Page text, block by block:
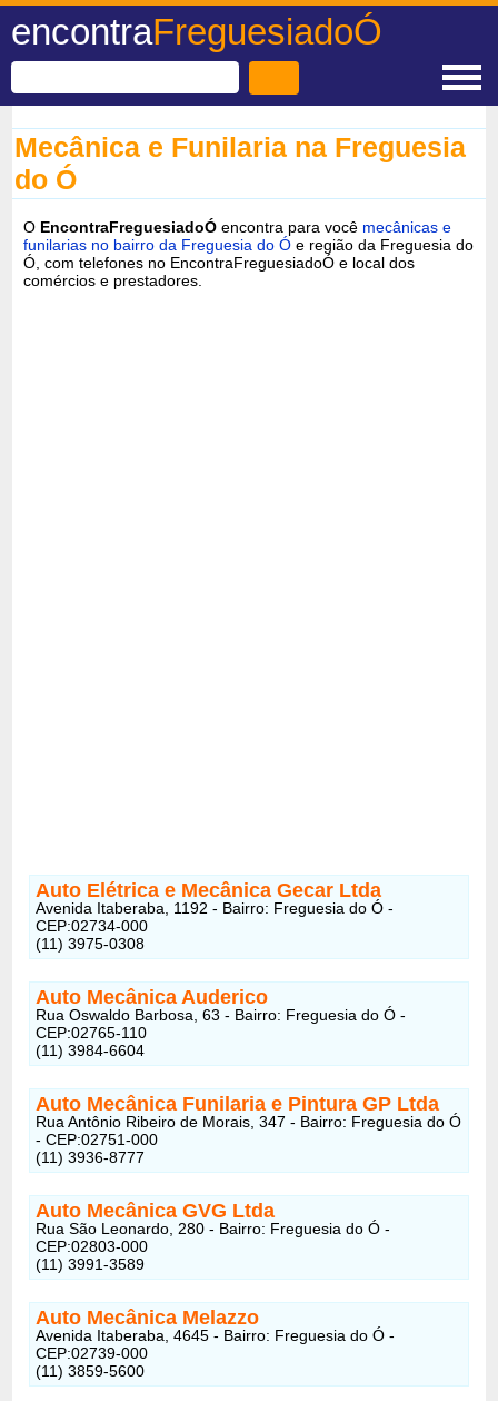
encontraFreguesiadoÓ
Mecânica e Funilaria na Freguesia
do Ó
O EncontraFreguesiadoÓ encontra para você mecânicas e
funilarias no bairro da Freguesia do Ó e região da Freguesia do
Ó, com telefones no EncontraFreguesiadoÓ e local dos
comércios e prestadores.
Auto Elétrica e Mecânica Gecar Ltda
Avenida Itaberaba, 1192 - Bairro: Freguesia do Ó -
CEP:02734-000
(11) 3975-0308
Auto Mecânica Auderico
Rua Oswaldo Barbosa, 63 - Bairro: Freguesia do Ó -
CEP:02765-110
(11) 3984-6604
Auto Mecânica Funilaria e Pintura GP Ltda
Rua Antônio Ribeiro de Morais, 347 - Bairro: Freguesia do Ó
- CEP:02751-000
(11) 3936-8777
Auto Mecânica GVG Ltda
Rua São Leonardo, 280 - Bairro: Freguesia do Ó -
CEP:02803-000
(11) 3991-3589
Auto Mecânica Melazzo
Avenida Itaberaba, 4645 - Bairro: Freguesia do Ó -
CEP:02739-000
(11) 3859-5600